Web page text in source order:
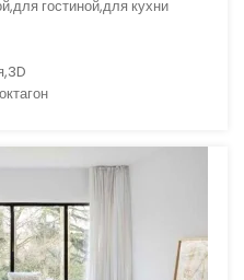
гостиной,для кухни